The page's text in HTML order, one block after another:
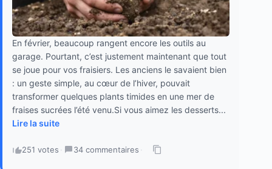
En février, beaucoup rangent encore les outils au
garage. Pourtant, c’est justement maintenant que tout
se joue pour vos fraisiers. Les anciens le savaient bien
: un geste simple, au cœur de l’hiver, pouvait
transformer quelques plants timides en une mer de
fraises sucrées l’été venu.Si vous aimez les desserts...
Lire la suite
251 votes · 34 commentaires ·